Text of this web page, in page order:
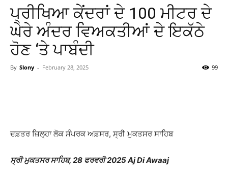
ਪ੍ਰੀਖਿਆ ਕੇਂਦਰਾਂ ਦੇ 100 ਮੀਟਰ ਦੇ
ਘੇਰੇ ਅੰਦਰ ਵਿਅਕਤੀਆਂ ਦੇ ਇਕੱਠੇ
ਹੋਣ ‘ਤੇ ਪਾਬੰਦੀ
By Slony - February 28, 2025 99
ਦਫ਼ਤਰ ਜ਼ਿਲ੍ਹਾ ਲੋਕ ਸੰਪਰਕ ਅਫ਼ਸਰ, ਸ੍ਰੀ ਮੁਕਤਸਰ ਸਾਹਿਬ
ਸ੍ਰੀ ਮੁਕਤਸਰ ਸਾਹਿਬ, 28 ਫਰਵਰੀ 2025 Aj Di Awaaj